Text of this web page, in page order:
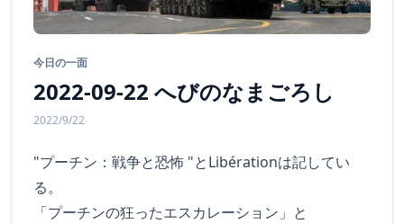
今日の一面
2022-09-22 へびのなまごろし
2022/9/22
"プーチン：戦争と恐怖 "とLibérationは記してい
る。
「プーチンの狂ったエスカレーション」と